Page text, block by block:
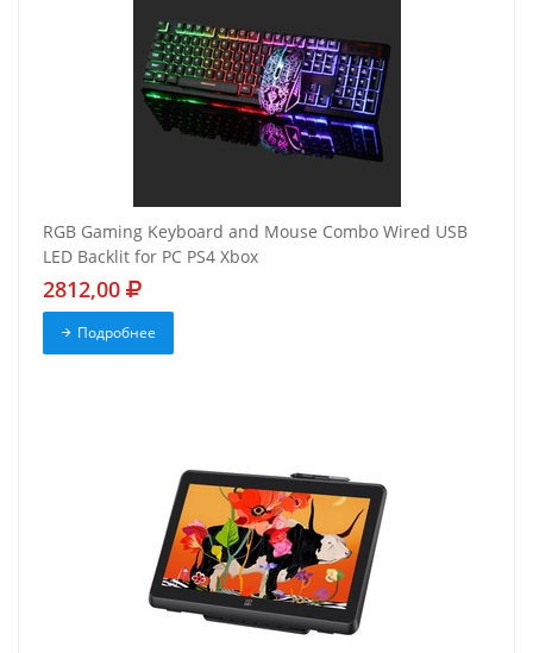
RGB Gaming Keyboard and Mouse Combo Wired USB
LED Backlit for PC PS4 Xbox
2812,00
Подробнее